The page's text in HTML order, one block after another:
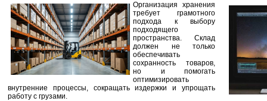
Организация хранения
требует грамотного
подхода к выбору
подходящего
пространства. Склад
должен не только
обеспечивать
сохранность товаров,
но и помогать
оптимизировать
внутренние процессы, сокращать издержки и упрощать
работу с грузами.